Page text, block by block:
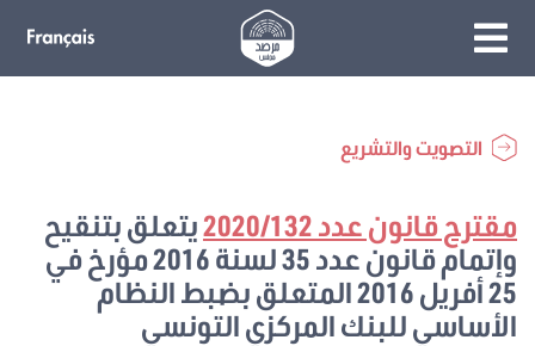
التصويت والتشريع
مقترح قانون عدد 2020/132
يتعلق بتنقيح
وإتمام قانون عدد 35 لسنة 2016 مؤرخ في
25 أفريل 2016 المتعلق بضبط النظام
الأساسي للبنك المركزي التونسي